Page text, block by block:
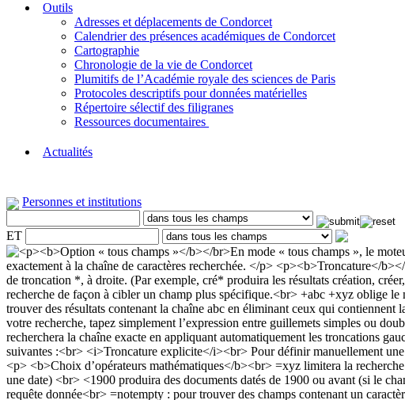
Outils
Adresses et déplacements de Condorcet
Calendrier des présences académiques de Condorcet
Cartographie
Chronologie de la vie de Condorcet
Plumitifs de l’Académie royale des sciences de Paris
Protocoles descriptifs pour données matérielles
Répertoire sélectif des filigranes
Ressources documentaires
Actualités
Personnes et institutions
ET